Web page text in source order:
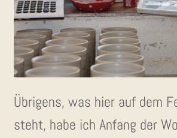
Übri­gens, was hier auf dem
steht, habe ich Anfang der